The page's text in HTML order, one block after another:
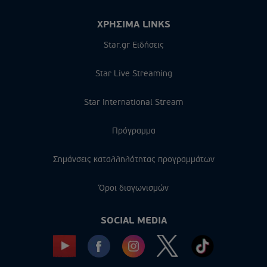
ΧΡΗΣΙΜΑ LINKS
Star.gr Ειδήσεις
Star Live Streaming
Star International Stream
Πρόγραμμα
Σημάνσεις καταλληλότητας προγραμμάτων
Όροι διαγωνισμών
SOCIAL MEDIA